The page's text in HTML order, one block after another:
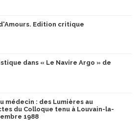
Edition critique
dans « Le Navire Argo » de
médecin : des Lumières au
du Colloque tenu à Louvain-la-
1988